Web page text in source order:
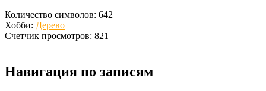
Количество символов: 642
Хобби: Дерево
Счетчик просмотров: 821
Навигация по записям